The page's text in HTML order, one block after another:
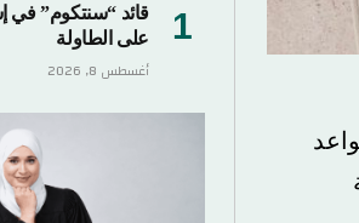
قائد “سنتكوم” في
على الطاولة
أغسطس 8, 2026